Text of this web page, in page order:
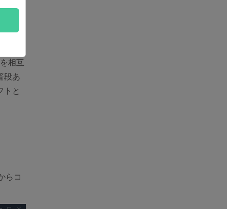
に
相互
段あ
トと
らコ